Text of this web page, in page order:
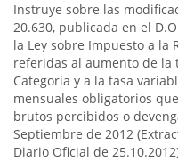
Instruye sobre las
20.630, publicada en el
la Ley sobre Impuesto a la
referidas al aumento de la
Categoría y a la tasa
mensuales obligatorios
brutos percibidos o
Septiembre de 2012
Diario Oficial de